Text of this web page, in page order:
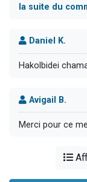
la suite du
Daniel K.
Hakolbidei
Avigail B.
Merci pour ce